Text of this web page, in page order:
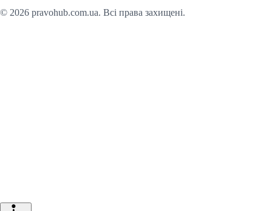
© 2026 pravohub.com.ua. Всі права захищені.